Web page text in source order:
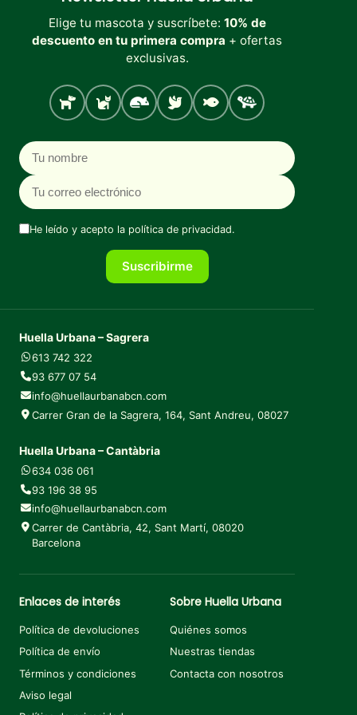
Elige tu mascota y suscríbete: 10% de
descuento en tu primera compra + ofertas
exclusivas.
Perro Gato Roedores
Aves PecesTortugas
Nombre
Correo electrónico
He leído y acepto la política de privacidad.
Suscribirme
Huella Urbana – Sagrera
613 742 322
93 677 07 54
info@huellaurbanabcn.com
Carrer Gran de la Sagrera, 164, Sant Andreu, 08027
Huella Urbana – Cantàbria
634 036 061
93 196 38 95
info@huellaurbanabcn.com
Carrer de Cantàbria, 42, Sant Martí, 08020
Barcelona
Enlaces de interés
Política de devoluciones
Política de envío
Términos y condiciones
Aviso legal
Sobre Huella Urbana
Quiénes somos
Nuestras tiendas
Contacta con nosotros